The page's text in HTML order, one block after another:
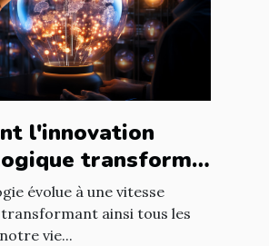
l'innovation
transforme
à l'échelle
évolue à une vitesse
ainsi tous les
vie...